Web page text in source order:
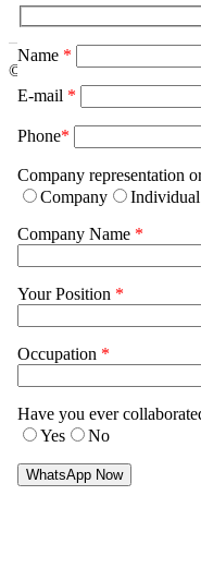
SUPLEMEN
© 2026 PT. Citrasemesta
Name *
E-mail *
Phone*
Company representation
Company
Individual
Company Name *
Your Position *
Occupation *
Have you ever
Yes
No